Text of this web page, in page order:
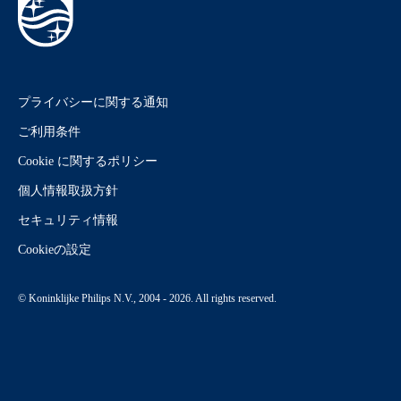
プライバシーに関する通知
ご利用条件
Cookie に関するポリシー
個人情報取扱方針
セキュリティ情報
Cookieの設定
© Koninklijke Philips N.V., 2004 - 2026. All rights reserved.